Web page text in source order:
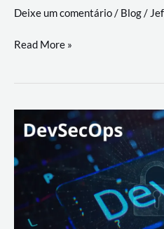
a
workflows
Deixe um comentário/ Blog/
teste
palyer
Lance
Rural
Read More »